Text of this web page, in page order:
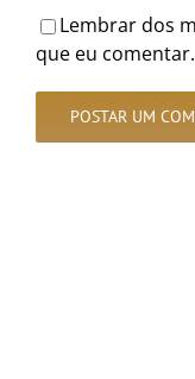
Lembrar dos
que eu comentar.